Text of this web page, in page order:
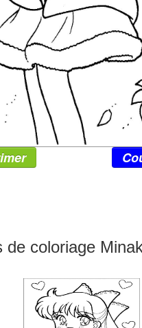
de coloriage